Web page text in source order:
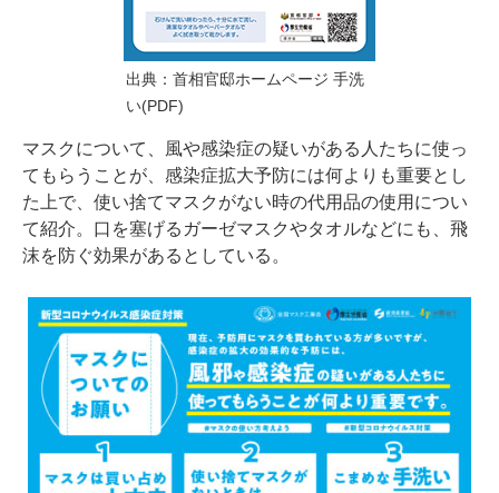
出典： 首相官邸ホームページ 手洗
い(PDF)
マスクについて、風や感染症の疑いがある人たちに使っ
てもらうことが、感染症拡大予防には何よりも重要とし
た上で、使い捨てマスクがない時の代用品の使用につい
て紹介。口を塞げるガーゼマスクやタオルなどにも、飛
沫を防ぐ効果があるとしている。